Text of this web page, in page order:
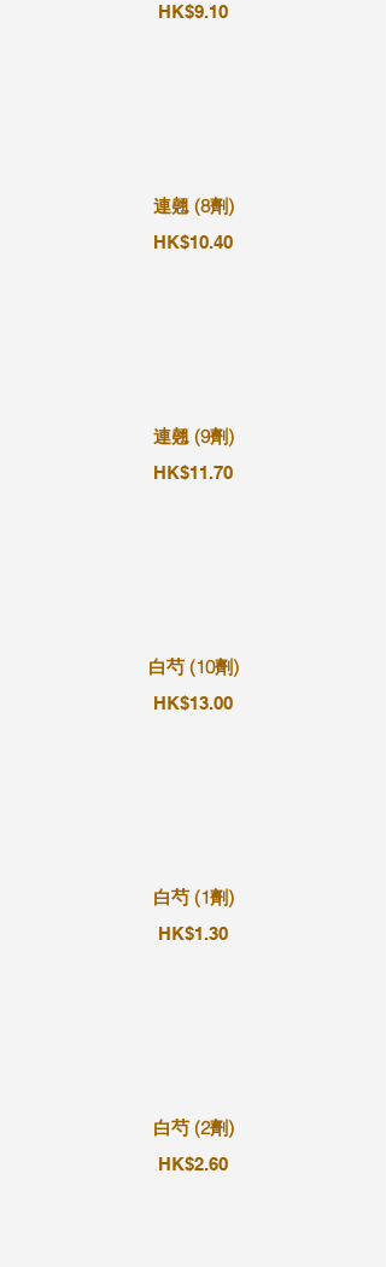
HK$9.10
連翹 (8劑)
HK$10.40
連翹 (9劑)
HK$11.70
白芍 (10劑)
HK$13.00
白芍 (1劑)
HK$1.30
白芍 (2劑)
HK$2.60